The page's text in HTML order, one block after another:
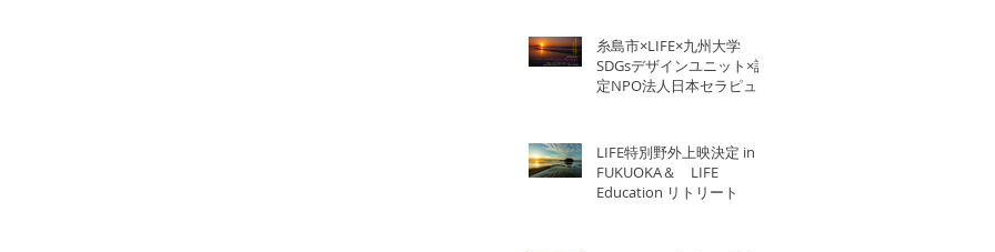
糸島市×LIFE×九州大学
SDGsデザインユニット×認
定NPO法人日本セラピュー
LIFE特別野外上映決定 in
FUKUOKA＆ LIFE
Education リトリート